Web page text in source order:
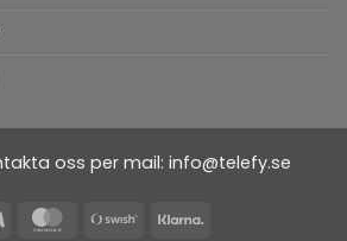
oss per mail: info@telefy.se
Visa MasterCard
Swish